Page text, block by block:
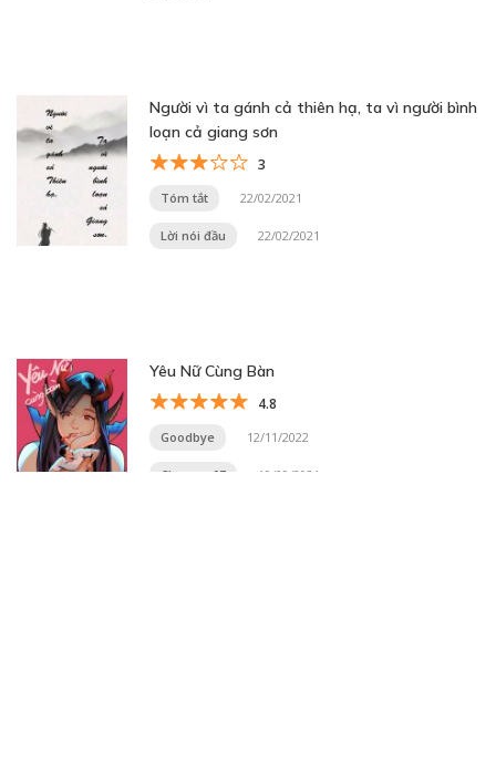
Người vì ta gánh cả thiên hạ, ta vì người bình
loạn cả giang sơn
3
Tóm tắt 22/02/2021
Lời nói đầu 22/02/2021
Yêu Nữ Cùng Bàn
4.8
Goodbye 12/11/2022
Chương 07 10/09/2021